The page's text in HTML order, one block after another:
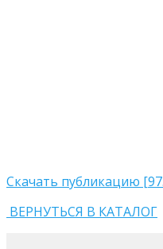
Скачать публикацию
ВЕРНУТЬСЯ В КАТАЛОГ